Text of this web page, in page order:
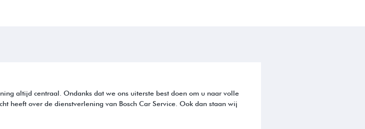
altijd centraal. Ondanks dat we ons uiterste best doen om u naar volle
heeft over de dienstverlening van Bosch Car Service. Ook dan staan wij